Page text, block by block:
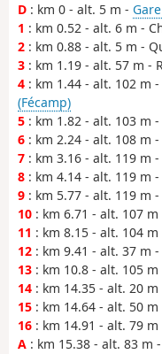
D : km 0 - alt. 5 m -
1 : km 0.52 - alt. 6 m -
2 : km 0.88 - alt. 5 m -
3 : km 1.19 - alt. 57 m -
4 : km 1.44 - alt. 102 m -
(Fécamp)
5 : km 1.82 - alt. 103 m -
6 : km 2.24 - alt. 108 m
7 : km 3.16 - alt. 119 m
8 : km 4.14 - alt. 119 m
9 : km 5.77 - alt. 119 m
10 : km 6.71 - alt. 107
11 : km 8.15 - alt. 104
12 : km 9.41 - alt. 37 m
13 : km 10.8 - alt. 105
14 : km 14.35 - alt. 20
15 : km 14.64 - alt. 50
16 : km 14.91 - alt. 79
A : km 15.38 - alt. 83 m